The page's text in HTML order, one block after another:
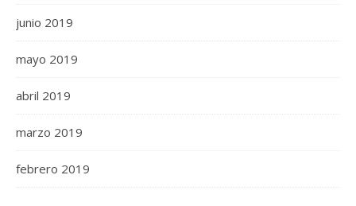
junio 2019
mayo 2019
abril 2019
marzo 2019
febrero 2019